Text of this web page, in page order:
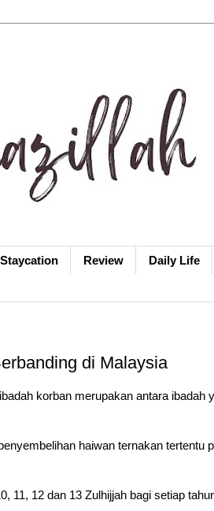
Review Daily Life
di Malaysia
korban merupakan antara ibadah
haiwan ternakan tertentu
11, 12 dan 13 Zulhijjah bagi setiap